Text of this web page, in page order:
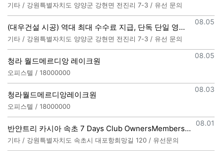
기타 / 강원특별자치도 양양군 강현면 전진리 7-3 / 유선 문의
등록일
08.05
(대우건설 시공) 역대 최대 수수료 지급, 단독 단일 영업본부 선착순 모집 (팀,팀원 개별문의 가능)
기타 / 강원특별자치도 양양군 강현면 전진리 7-3 / 유선 문의
등록일
08.05
청라 월드메르디앙 레이크원
오피스텔 / 18000000
등록일
08.03
청라월드메르디앙레이크원
오피스텔 / 18000000
등록일
08.01
반얀트리 카시아 속초 7 Days Club OwnersMembership 분양직원 모집
기타 / 강원특별자치도 속초시 대포항희망길 120 / 유선문의